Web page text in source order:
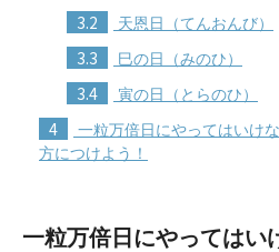
3.2 天恩日（てんおんび）
3.3 巳の日（みのひ）
3.4 寅の日（とらのひ）
4
一粒万倍日にやってはいけ
方につけよう！
一粒万倍日にやってはい